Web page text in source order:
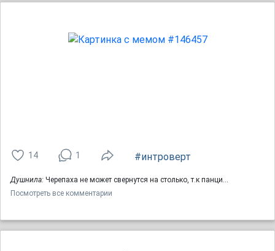
14 1 #интроверт
Душнила: Черепаха не может свернутся на столько, т.к панци…
Посмотреть все комментарии